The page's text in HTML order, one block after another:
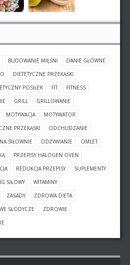
BUDOWANIE MIĘŚNI
DANIE GŁÓWNE
DIETETYCZNE PRZEKĄSKI
POSIŁEK FIT
FITNESS
GRILL
GRILLOWANIE
MOTYWACJA
MOTYWATOR
PRZEKĄSKI
ODCHUDZANIE
SIŁOWNIE ODŻYWIANIE
OMLET
PRZEPISY HALOGEN OVEN
REDUKCJA PRZEPISY
SUPLEMENTY
SIŁOWY
WITAMINY
ZASADY
ZDROWA DIETA
SŁODYCZE
ZDROWIE